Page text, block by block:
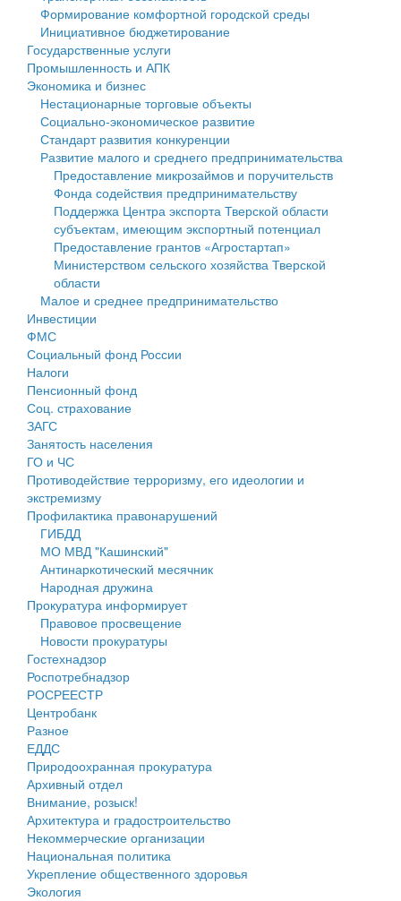
Государственные услуги
Промышленность и АПК
Экономика и бизнес
Символика
Устав
Гостям округа
Туризм
Культура
Образование
Здравоохранение
Социальная защита
Фотоальбом
муниципального округа Тверской области
Администрация Кашинского муниципального округа
Тверской области
Управление сельскими территориями
Открытые данные
Работа с обращениями граждан
Муниципальный контроль
Муниципальные услуги
Проекты административных регламентов
Антимонопольный комплаенс
Противодействие коррупции
Финансовое управление
Бюджет для граждан
Имущество
Выявление правообладателей ранее учтенных
объектов недвижимости
Имущественная поддержка субъектов малого и
среднего предпринимательства
Информационная поддержка субъектов малого и
среднего предпринимательства
Муниципальные программы
Контрольно-счетная палата
Персональные данные
Оценка регулирующего воздействия
Деятельность МУ
Нормативы градостроительного проектирования
Правила землепользования и застройки
Генеральные планы
Проекты планировки территории
Собрание депутатов
Городское поселение
Сельские поселения
Формирование комфортной городской среды
Инициативное бюджетирование
Государственные услуги
Промышленность и АПК
Экономика и бизнес
Нестационарные торговые объекты
Социально-экономическое развитие
Стандарт развития конкуренции
Развитие малого и среднего предпринимательства
Предоставление микрозаймов и поручительств
Фонда содействия предпринимательству
Поддержка Центра экспорта Тверской области
субъектам, имеющим экспортный потенциал
Предоставление грантов «Агростартап»
Министерством сельского хозяйства Тверской
области
Малое и среднее предпринимательство
Инвестиции
ФМС
Социальный фонд России
Налоги
Пенсионный фонд
Соц. страхование
ЗАГС
Занятость населения
ГО и ЧС
Противодействие терроризму, его идеологии и
экстремизму
Профилактика правонарушений
ГИБДД
МО МВД "Кашинский"
Антинаркотический месячник
Народная дружина
Прокуратура информирует
Правовое просвещение
Новости прокуратуры
Гостехнадзор
Роспотребнадзор
РОСРЕЕСТР
Центробанк
Разное
ЕДДС
Природоохранная прокуратура
Архивный отдел
Внимание, розыск!
Архитектура и градостроительство
Некоммерческие организации
Национальная политика
Укрепление общественного здоровья
Экология